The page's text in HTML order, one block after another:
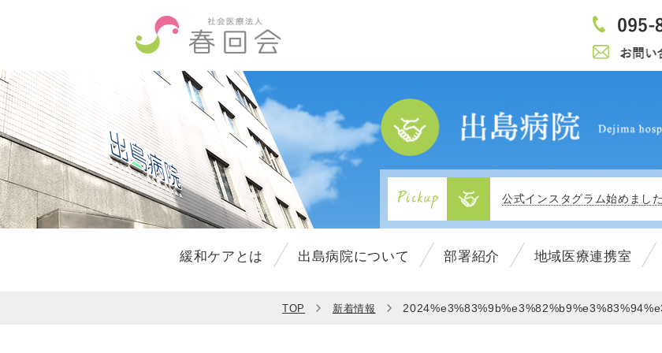
当施設内でのマスク着用につ
公式インスタグラム始めました
移転リニューアルのお知らせ
1
3
6
緩和ケアとは 出島病院について 部署紹介 地域医療連携室
TOP 新着情報